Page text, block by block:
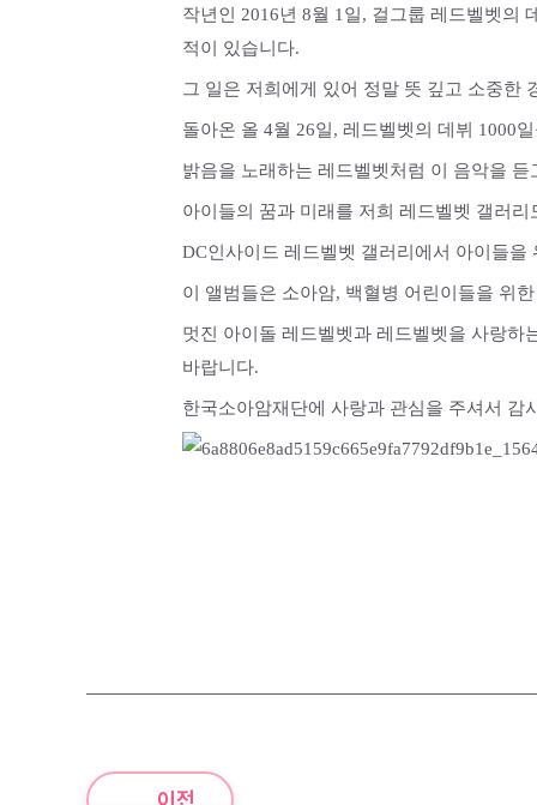
작년인 2016년 8월 1일, 걸그룹 레드벨벳의
적이 있습니다.
그 일은 저희에게 있어 정말 뜻 깊고 소중한
돌아온 올 4월 26일, 레드벨벳의 데뷔 1000
밝음을 노래하는 레드벨벳처럼 이 음악을
아이들의 꿈과 미래를 저희 레드벨벳 갤러
DC인사이드 레드벨벳 갤러리에서 아이들
이 앨범들은 소아암, 백혈병 어린이들을 위
멋진 아이돌 레드벨벳과 레드벨벳을 사랑하
바랍니다.
한국소아암재단에 사랑과 관심을 주셔서 감
이전